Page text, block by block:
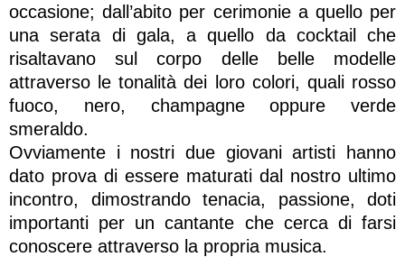
occasione; dall’abito per cerimonie a quello per
una serata di gala, a quello da cocktail che
risaltavano sul corpo delle belle modelle
attraverso le tonalità dei loro colori, quali rosso
fuoco, nero, champagne oppure verde
smeraldo.
Ovviamente i nostri due giovani artisti hanno
dato prova di essere maturati dal nostro ultimo
incontro, dimostrando tenacia, passione, doti
importanti per un cantante che cerca di farsi
conoscere attraverso la propria musica.